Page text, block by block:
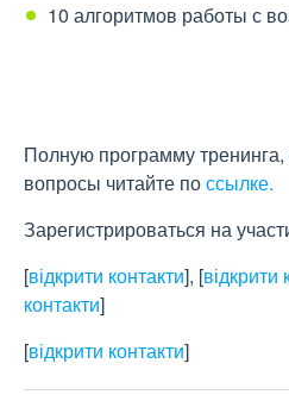
10 алгоритмов работы с
Полную программу
вопросы читайте поссылке.
Зарегистрироваться на
[відкрити контакти], [відкрити
контакти]
[відкрити контакти]